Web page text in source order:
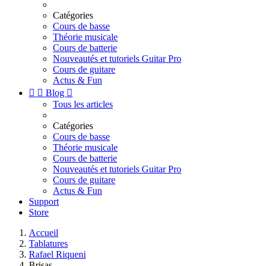
Catégories
Cours de basse
Théorie musicale
Cours de batterie
Nouveautés et tutoriels Guitar Pro
Cours de guitare
Actus & Fun
  Blog 
Tous les articles
Catégories
Cours de basse
Théorie musicale
Cours de batterie
Nouveautés et tutoriels Guitar Pro
Cours de guitare
Actus & Fun
Support
Store
Accueil
Tablatures
Rafael Riqueni